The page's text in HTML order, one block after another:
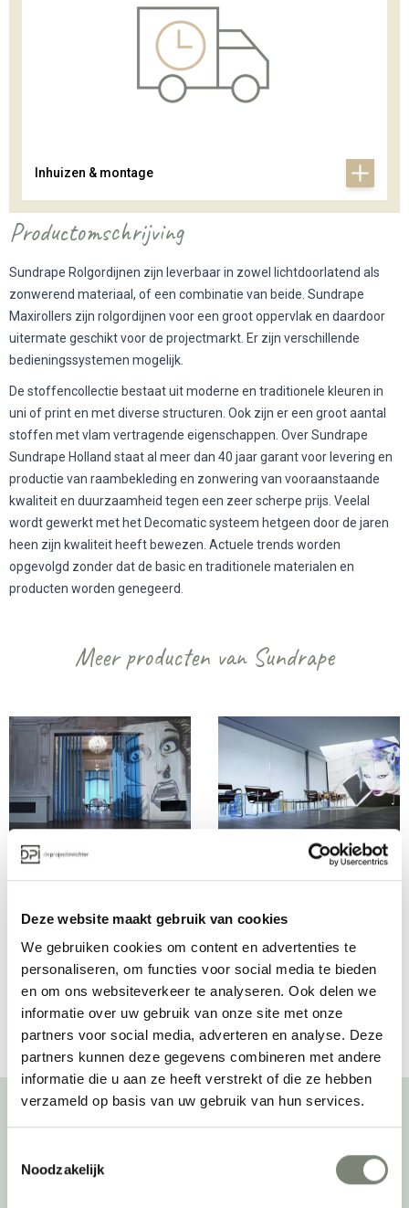
Deze website maakt gebruik van cookies
We gebruiken cookies om content en advertenties te
personaliseren, om functies voor social media te bieden
en om ons websiteverkeer te analyseren. Ook delen we
informatie over uw gebruik van onze site met onze
partners voor social media, adverteren en analyse. Deze
partners kunnen deze gegevens combineren met andere
informatie die u aan ze heeft verstrekt of die ze hebben
verzameld op basis van uw gebruik van hun services.
Noodzakelijk
Inhuizen & montage
Productomschrijving
Sundrape Rolgordijnen zijn leverbaar in zowel lichtdoorlatend als
zonwerend materiaal, of een combinatie van beide. Sundrape
Maxirollers zijn rolgordijnen voor een groot oppervlak en daardoor
uitermate geschikt voor de projectmarkt. Er zijn verschillende
bedieningssystemen mogelijk.
De stoffencollectie bestaat uit moderne en traditionele kleuren in
uni of print en met diverse structuren. Ook zijn er een groot aantal
stoffen met vlam vertragende eigenschappen. Over Sundrape
Sundrape Holland staat al meer dan 40 jaar garant voor levering en
productie van raambekleding en zonwering van vooraanstaande
kwaliteit en duurzaamheid tegen een zeer scherpe prijs. Veelal
wordt gewerkt met het Decomatic systeem hetgeen door de jaren
heen zijn kwaliteit heeft bewezen. Actuele trends worden
opgevolgd zonder dat de basic en traditionele materialen en
producten worden genegeerd.
Meer producten van Sundrape
Sundrape Verticale
Lamellen
Rolgordijnen
Bekijk alles van Sundrape